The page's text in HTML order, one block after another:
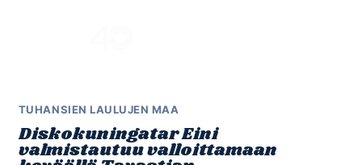
TUHANSIEN LAULUJEN MAA
Diskokuningatar Eini
valmistautuu valloittamaan